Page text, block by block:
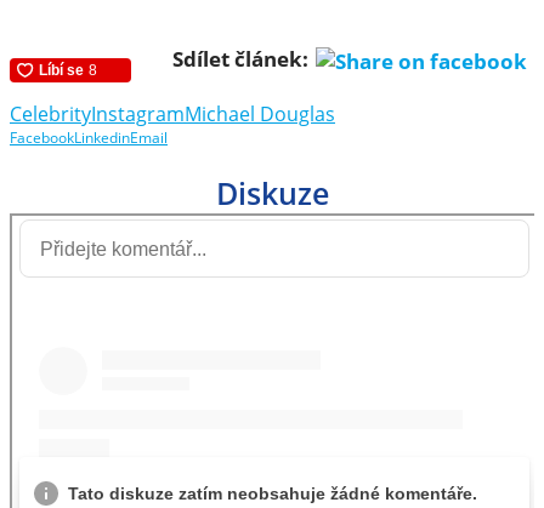
Sdílet článek:
CelebrityInstagramMichael Douglas
FacebookLinkedinEmail
Diskuze